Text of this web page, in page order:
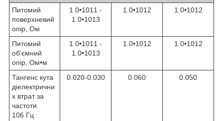
Питомий
поверхневий
опір, Ом
1.0•1011 -
1.0•1013
1.0•1012 1.0•1012
Питомий
об'ємний
опір, Ом•м
1.0•1011 -
1.0•1013
1.0•1012 1.0•1012
Тангенс кута
діелектрични
х втрат за
частоти
106 Гц
0.020-0.030 0.060 0.050